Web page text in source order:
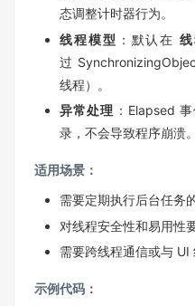
态调整计时器行为。
线程模型 ：默认在
过
线程）。
异常处理 ：Elapsed
录，不会导致程序崩溃。
适用场景：
需要定期执行后台任务
对线程安全性和易用性
需要跨线程通信或与 UI
示例代码：